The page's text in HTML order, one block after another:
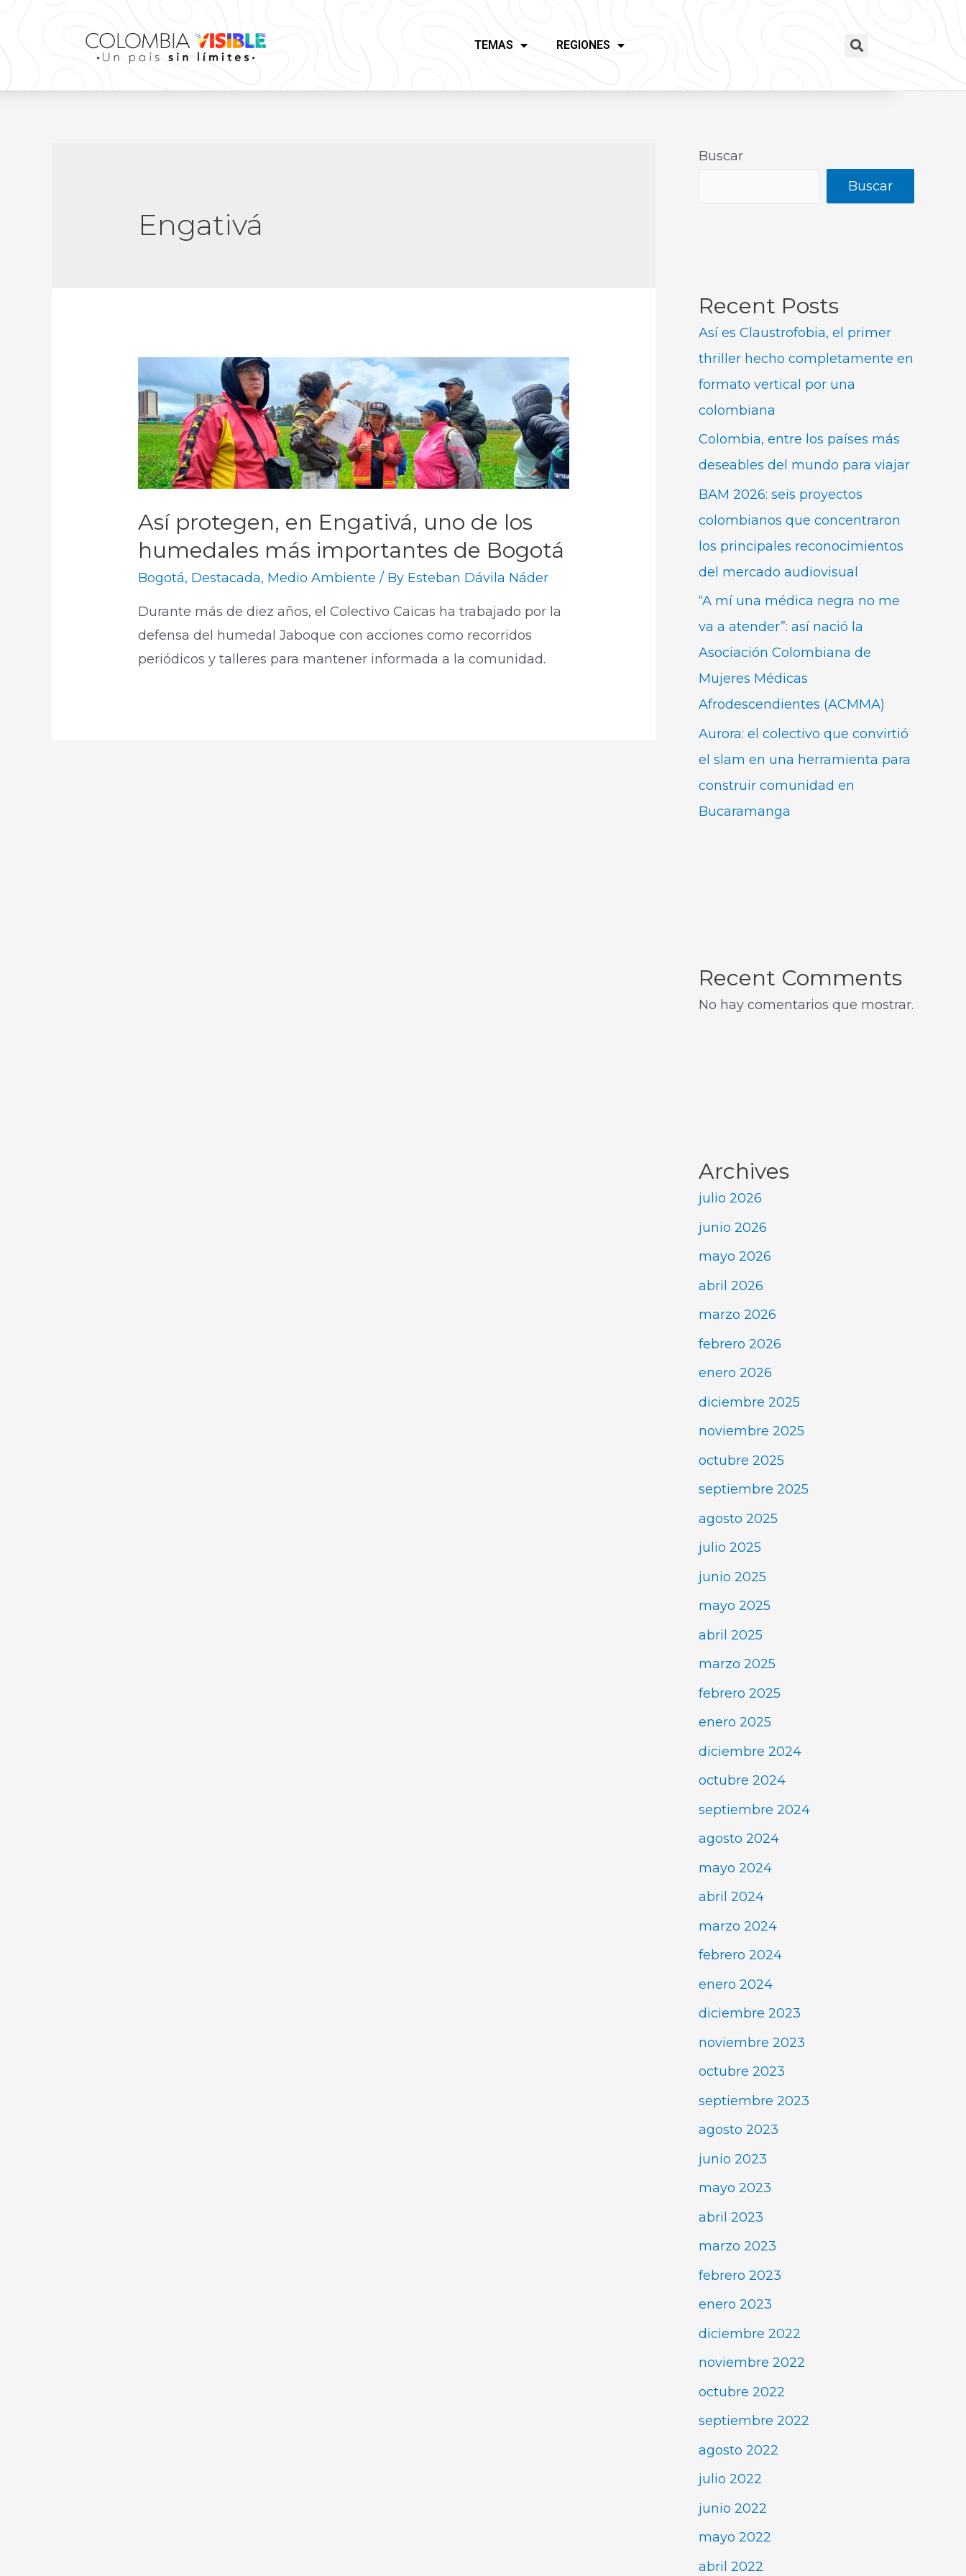
TEMAS REGIONES
Engativá
Así protegen, en Engativá, uno de los
humedales más importantes de Bogotá
Bogotá, Destacada, Medio Ambiente / By Esteban Dávila Náder
Durante más de diez años, el Colectivo Caicas ha trabajado por la
defensa del humedal Jaboque con acciones como recorridos
periódicos y talleres para mantener informada a la comunidad.
Buscar
Buscar
Recent Posts
Así es Claustrofobia, el primer
thriller hecho completamente en
formato vertical por una
colombiana
Colombia, entre los países más
deseables del mundo para viajar
BAM 2026: seis proyectos
colombianos que concentraron
los principales reconocimientos
del mercado audiovisual
“A mí una médica negra no me
va a atender”: así nació la
Asociación Colombiana de
Mujeres Médicas
Afrodescendientes (ACMMA)
Aurora: el colectivo que convirtió
el slam en una herramienta para
construir comunidad en
Bucaramanga
Recent Comments
No hay comentarios que mostrar.
Archives
julio 2026
junio 2026
mayo 2026
abril 2026
marzo 2026
febrero 2026
enero 2026
diciembre 2025
noviembre 2025
octubre 2025
septiembre 2025
agosto 2025
julio 2025
junio 2025
mayo 2025
abril 2025
marzo 2025
febrero 2025
enero 2025
diciembre 2024
octubre 2024
septiembre 2024
agosto 2024
mayo 2024
abril 2024
marzo 2024
febrero 2024
enero 2024
diciembre 2023
noviembre 2023
octubre 2023
septiembre 2023
agosto 2023
junio 2023
mayo 2023
abril 2023
marzo 2023
febrero 2023
enero 2023
diciembre 2022
noviembre 2022
octubre 2022
septiembre 2022
agosto 2022
julio 2022
junio 2022
mayo 2022
abril 2022